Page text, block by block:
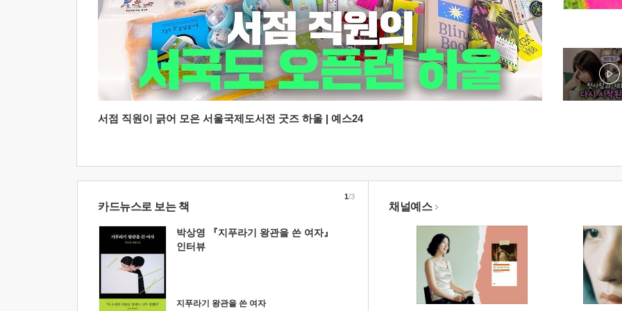
서점 직원이 긁어 모은 서울국제도서전 굿즈 하울 | 예스24
카드뉴스로 보는 책
박상영 『지푸라기 왕관을 쓴 여자』
인터뷰
지푸라기 왕관을 쓴 여자
1/3
채널예스